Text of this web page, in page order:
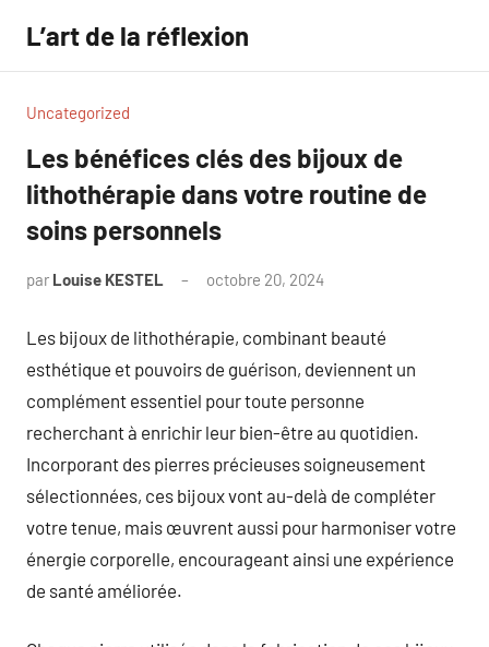
contenu
L’art de la réflexion
Uncategorized
Les bénéfices clés des bijoux de
lithothérapie dans votre routine de
soins personnels
par Louise KESTEL octobre 20, 2024
Les bijoux de lithothérapie, combinant beauté
esthétique et pouvoirs de guérison, deviennent un
complément essentiel pour toute personne
recherchant à enrichir leur bien-être au quotidien.
Incorporant des pierres précieuses soigneusement
sélectionnées, ces bijoux vont au-delà de compléter
votre tenue, mais œuvrent aussi pour harmoniser votre
énergie corporelle, encourageant ainsi une expérience
de santé améliorée.